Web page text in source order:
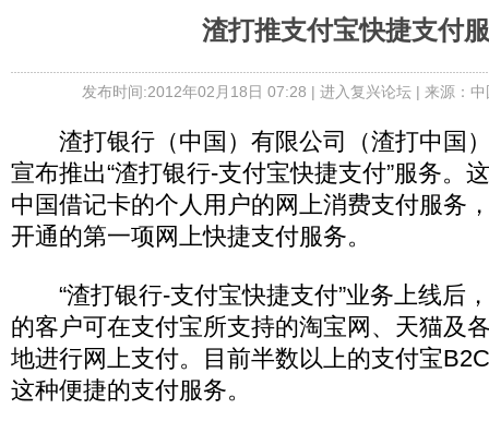
渣打推支付宝快捷支付
发布时间:2012年02月18日 07:28 | 进入复兴论坛| 来源：
渣打银行（中国）有限公司（渣打中国
宣布推出“渣打银行-支付宝快捷支付”服务。
中国借记卡的个人用户的网上消费支付服务
开通的第一项网上快捷支付服务。
“渣打银行-支付宝快捷支付”业务上线后
的客户可在支付宝所支持的淘宝网、天猫及
地进行网上支付。目前半数以上的支付宝
这种便捷的支付服务。